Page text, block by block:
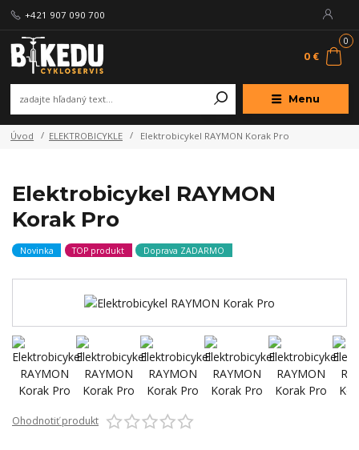
Menu
+421 907 090 700
0
0 €
Úvod ELEKTROBICYKLE Elektrobicykel RAYMON Korak Pro
Elektrobicykel RAYMON
Korak Pro
Novinka TOP produkt Doprava ZADARMO
Ohodnotiť produkt